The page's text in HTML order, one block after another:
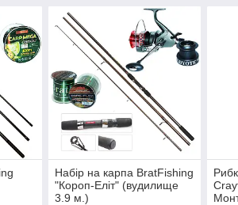
Набір на карпа BratFishing
"Короп-Еліт" (вудилище
3.9 м.)